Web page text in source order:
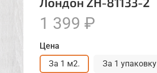
1 399 ₽
Цена
За 1 м2.
За 1 упаковку